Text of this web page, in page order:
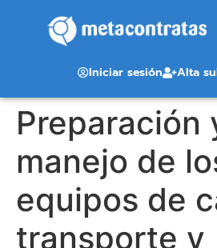
Iniciar sesión Alta
Preparación
manejo de
equipos de
transporte y